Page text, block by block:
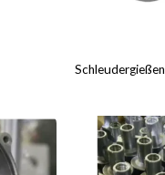
Schleudergießen